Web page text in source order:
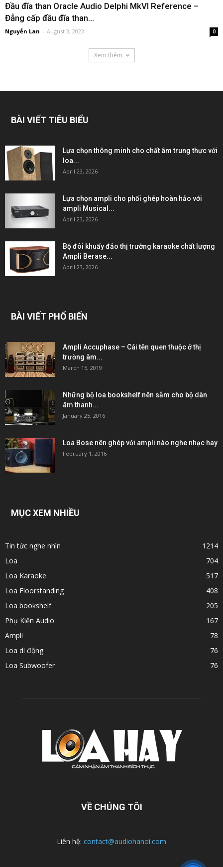
Đầu đĩa than Oracle Audio Delphi MkVI Reference –
Đẳng cấp đầu đĩa than...
Nguyễn Lan - August 3, 2023 0
Xem thêm
BÀI VIẾT TIÊU BIỂU
Lựa chọn thông minh cho chất âm trung thực với
loa...
April 23, 2026
Lựa chọn ampli cho phối ghép hoàn hảo với
ampli Musical...
April 23, 2026
Bộ đôi khuấy đảo thị trường karaoke chất lượng
Ampli Berase...
April 23, 2026
BÀI VIẾT PHỔ BIẾN
Ampli Accuphase – Cái tên quen thuộc ở thị
trường âm...
March 15, 2019
Những bộ loa bookshelf nên sắm cho bộ dàn
âm thanh...
January 25, 2016
Loa Bose nên ghép với ampli nào nghe nhạc hay
February 1, 2016
MỤC XEM NHIỀU
Tin tức nghe nhìn
1214
Loa
704
Loa Karaoke
517
Loa Floorstanding
408
Loa bookshelf
205
Phụ Kiện Audio
167
Ampli
78
Loa di động
76
Loa Subwoofer
76
VỀ CHÚNG TÔI
Liên hệ: contact@audiohanoi.com